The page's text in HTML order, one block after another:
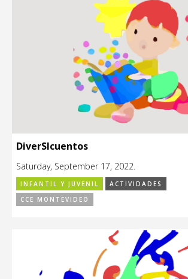
DiverSIcuentos
Saturday, September 17, 2022.
INFANTIL Y JUVENIL
ACTIVIDADES
CCE MONTEVIDEO